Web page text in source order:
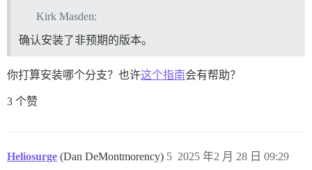
Kirk Masden:
确认安装了非预期的版本。
你打算安装哪个分支？也许这个指南会有帮助？
3 个赞
Heliosurge (Dan DeMontmorency) 2025 年2 月 28 日 09:29
5